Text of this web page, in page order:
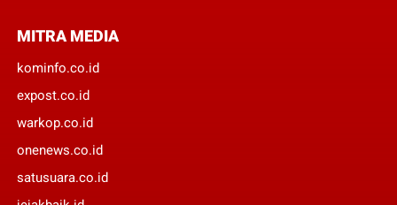
MITRA MEDIA
kominfo.co.id
expost.co.id
warkop.co.id
onenews.co.id
satusuara.co.id